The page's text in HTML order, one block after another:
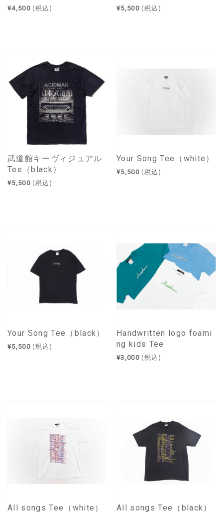
¥4,500 (税込) ¥5,500 (税込)
武道館キーヴィジュアル
Tee（black）
¥5,500 (税込)
Your Song Tee（white）
¥5,500 (税込)
Your Song Tee（black）
¥5,500 (税込)
Handwritten logo foami
ng kids Tee
¥3,000 (税込)
All songs Tee（white） All songs Tee（black）